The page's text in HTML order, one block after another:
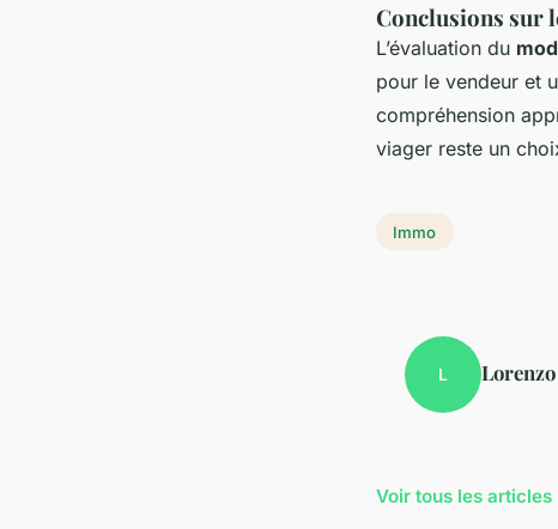
Conclusions sur
L’évaluation du
pour le vendeur et
compréhension
viager reste un
Immo
L Lorenzo
Voir tous les